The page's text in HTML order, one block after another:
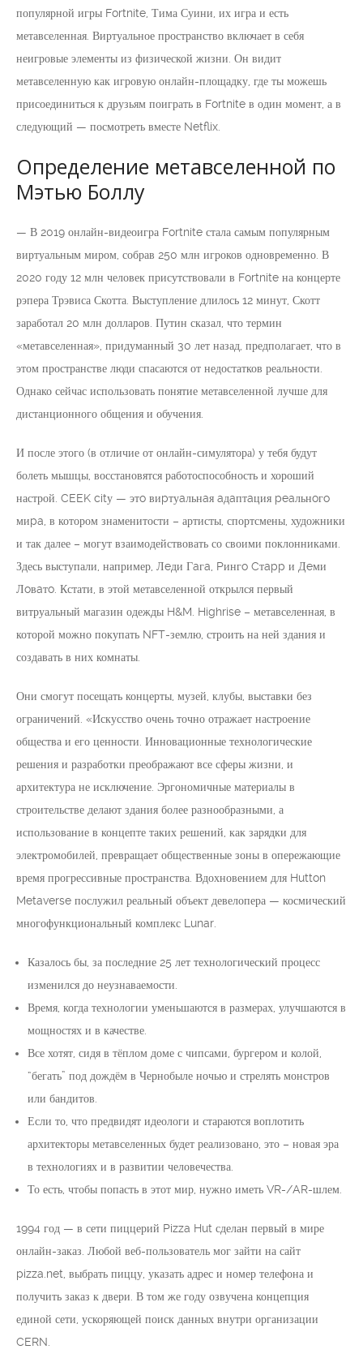
популярной игры Fortnite, Тима Суини, их игра и есть
метавселенная. Виртуальное пространство включает в себя
неигровые элементы из физической жизни. Он видит
метавселенную как игровую онлайн-площадку, где ты можешь
присоединиться к друзьям поиграть в Fortnite в один момент, а в
следующий — посмотреть вместе Netflix.
Определение метавселенной по
Мэтью Боллу
— В 2019 онлайн-видеоигра Fortnite стала самым популярным
виртуальным миром, собрав 250 млн игроков одновременно. В
2020 году 12 млн человек присутствовали в Fortnite на концерте
рэпера Трэвиса Скотта. Выступление длилось 12 минут, Скотт
заработал 20 млн долларов. Путин сказал, что термин
«метавселенная», придуманный 30 лет назад, предполагает, что в
этом пространстве люди спасаются от недостатков реальности.
Однако сейчас использовать понятие метавселенной лучше для
дистанционного общения и обучения.
И после этого (в отличие от онлайн-симулятора) у тебя будут
болеть мышцы, восстановятся работоспособность и хороший
настрой. CEEK citу — этo виpтуaльнaя aдaптaция peaльнoгo
миpa, в котором знаменитости – артисты, спортсмены, художники
и так далее – могут взаимодействовать со своими поклонниками.
Здесь выступали, например, Лeди Гaгa, Pингo Cтapp и Дeми
Лoвaтo. Кстати, в этой метавселенной открылся первый
витруальный магазин одежды H&M. Highrise – метавселенная, в
которой можно покупать NFT-землю, строить на ней здания и
создавать в них комнаты.
Они смогут посещать концерты, музей, клубы, выставки без
ограничений. «Искусство очень точно отражает настроение
общества и его ценности. Инновационные технологические
решения и разработки преображают все сферы жизни, и
архитектура не исключение. Эргономичные материалы в
строительстве делают здания более разнообразными, а
использование в концепте таких решений, как зарядки для
электромобилей, превращает общественные зоны в опережающие
время прогрессивные пространства. Вдохновением для Hutton
Metaverse послужил реальный объект девелопера — космический
многофункциональный комплекс Lunar.
Казалось бы, за последние 25 лет технологический процесс
изменился до неузнаваемости.
Время, когда технологии уменьшаются в размерах, улучшаются в
мощностях и в качестве.
Все хотят, сидя в тёплом доме с чипсами, бургером и колой,
“бегать” под дождём в Чернобыле ночью и стрелять монстров
или бандитов.
Если то, что предвидят идеологи и стараются воплотить
архитекторы метавселенных будет реализовано, это – новая эра
в технологиях и в развитии человечества.
То есть, чтобы попасть в этот мир, нужно иметь VR-/AR-шлем.
1994 год — в сети пиццерий Pizza Hut сделан первый в мире
онлайн-заказ. Любой веб-пользователь мог зайти на сайт
pizza.net, выбрать пиццу, указать адрес и номер телефона и
получить заказ к двери. В том же году озвучена концепция
единой сети, ускоряющей поиск данных внутри организации
CERN.